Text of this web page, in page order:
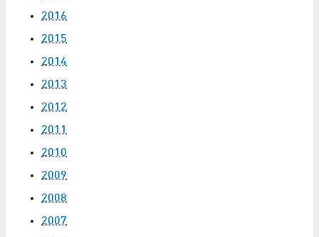
2016
2015
2014
2013
2012
2011
2010
2009
2008
2007